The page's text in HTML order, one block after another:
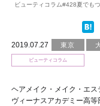
ビューティコラム#428夏でも
2019.07.27 東京
ビューティコラム
ヘアメイク・メイク・エ
ヴィーナスアカデミー高